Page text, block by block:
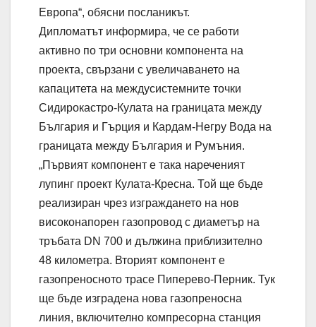
Европа“, обясни посланикът.
Дипломатът информира, че се работи
активно по три основни компонента на
проекта, свързани с увеличаването на
капацитета на междусистемните точки
Сидирокастро-Кулата на границата между
България и Гърция и Кардам-Негру Вода на
границата между България и Румъния.
„Първият компонент е така нареченият
лупинг проект Кулата-Кресна. Той ще бъде
реализиран чрез изграждането на нов
високонапорен газопровод с диаметър на
тръбата DN 700 и дължина приблизително
48 километра. Вторият компонент е
газопреносното трасе Пиперево-Перник. Тук
ще бъде изградена нова газопреносна
линия, включително компресорна станция